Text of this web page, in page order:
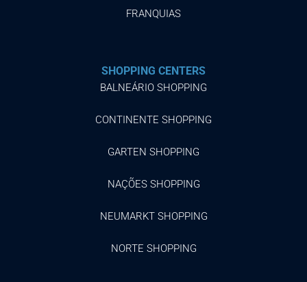
FRANQUIAS
SHOPPING CENTERS
BALNEÁRIO SHOPPING
CONTINENTE SHOPPING
GARTEN SHOPPING
NAÇÕES SHOPPING
NEUMARKT SHOPPING
NORTE SHOPPING